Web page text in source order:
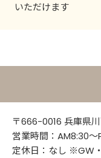
いただけます
〒666-0016 兵庫県
営業時間：AM8:30～
定休日：なし ※GW